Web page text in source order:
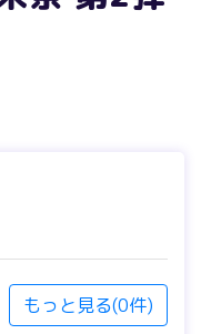
もっと見る(0件)